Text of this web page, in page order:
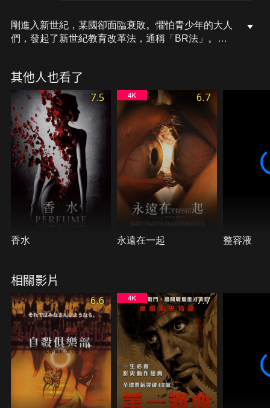
剛進入新世紀，某國卻面臨衰敗。懼怕青少年的大人
們，發起了新世紀教育改革法，通稱「BR法」。每
岩中學3年B班的學生們，被以校外教學的名義帶到無
人島，在班導北野老師無情的指導下，他們被迫參加
這場驚悚的奪命遊戲…。
其他人也看了
7.5
香水
6.7
永遠在一起 整容液
相關影片
6.6 7.7